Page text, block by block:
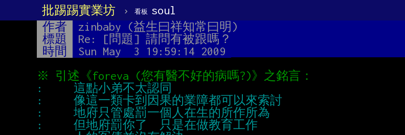
批踢踢實業坊 › 看板 soul
作者 zinbaby (益生曰祥知常曰明)
標題
Re: [問題] 請問有被跟嗎？
時間
Sun May  3 19:59:14 2009